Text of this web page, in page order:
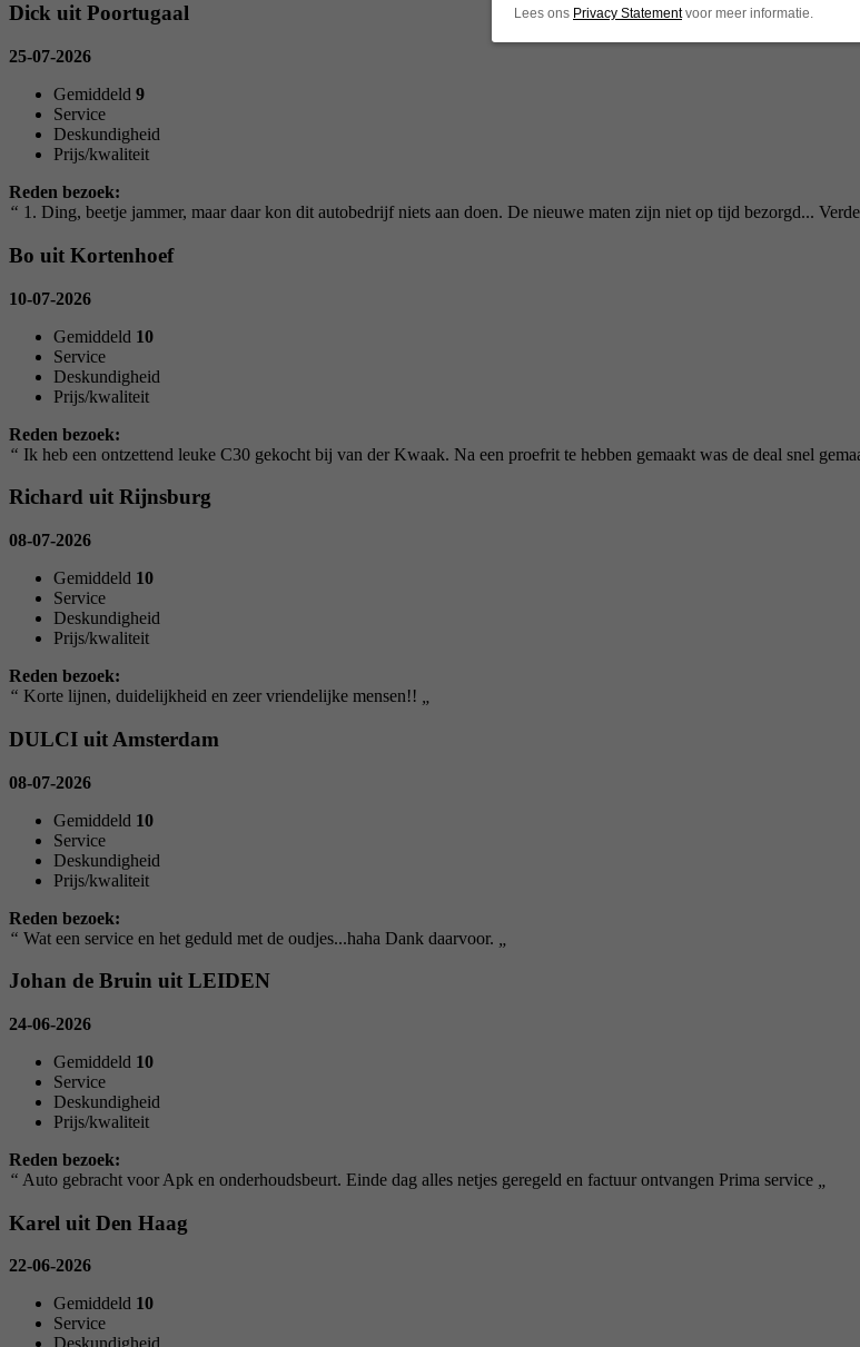
Dick uit Poortugaal
25-07-2026
Gemiddeld 9
Service
Deskundigheid
Prijs/kwaliteit
Reden bezoek:
“ 1. Ding, beetje jammer, maar daar kon dit autobedrijf niets aan doen. De nieuwe maten zijn niet op tijd bezorgd...
Bo uit Kortenhoef
10-07-2026
Gemiddeld 10
Service
Deskundigheid
Prijs/kwaliteit
Reden bezoek:
“ Ik heb een ontzettend leuke C30 gekocht bij van der Kwaak. Na een proefrit te hebben gemaakt was de deal snel
Richard uit Rijnsburg
08-07-2026
Gemiddeld 10
Service
Deskundigheid
Prijs/kwaliteit
Reden bezoek:
“ Korte lijnen, duidelijkheid en zeer vriendelijke mensen!!
DULCI uit Amsterdam
08-07-2026
Gemiddeld 10
Service
Deskundigheid
Prijs/kwaliteit
Reden bezoek:
“ Wat een service en het geduld met de oudjes...haha Dank daarvoor.
Johan de Bruin uit LEIDEN
24-06-2026
Gemiddeld 10
Service
Deskundigheid
Prijs/kwaliteit
Reden bezoek:
“ Auto gebracht voor Apk en onderhoudsbeurt. Einde dag alles netjes geregeld en factuur ontvangen Prima service
Karel uit Den Haag
22-06-2026
Gemiddeld 10
Service
Lees ons Privacy Statementvoor meer informatie.